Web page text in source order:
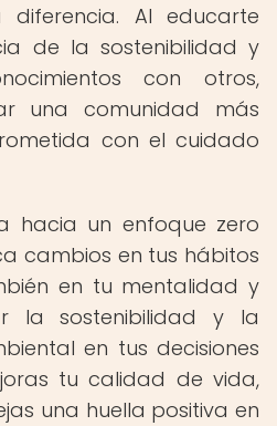
Al educarte
de la sostenibilidad y
con otros,
una comunidad más
con el cuidado
hacia un enfoque zero
cambios en tus hábitos
en tu mentalidad y
la sostenibilidad y la
en tus decisiones
tu calidad de vida,
una huella positiva en